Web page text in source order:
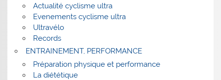
Actualité cyclisme ultra
Evenements cyclisme ultra
Ultravélo
Records
ENTRAINEMENT, PERFORMANCE
Préparation physique et performance
La diététique